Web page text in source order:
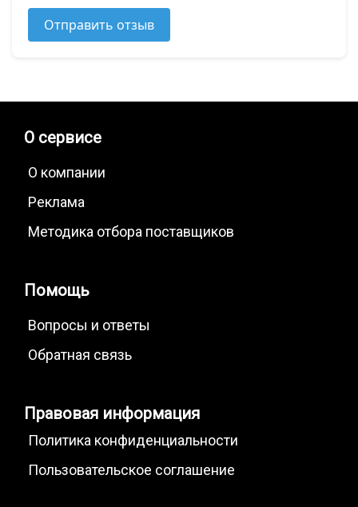
Отправить отзыв
О сервисе
О компании
Реклама
Методика отбора поставщиков
Помощь
Вопросы и ответы
Обратная связь
Правовая информация
Политика конфиденциальности
Пользовательское соглашение